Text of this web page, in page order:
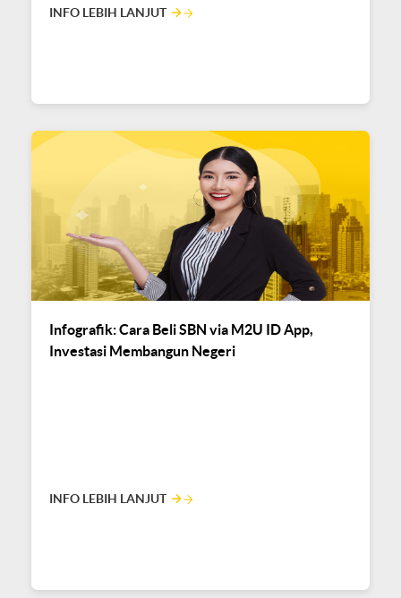
INFO LEBIH LANJUT
Infografik: Cara Beli SBN via M2U ID App,
Investasi Membangun Negeri
INFO LEBIH LANJUT